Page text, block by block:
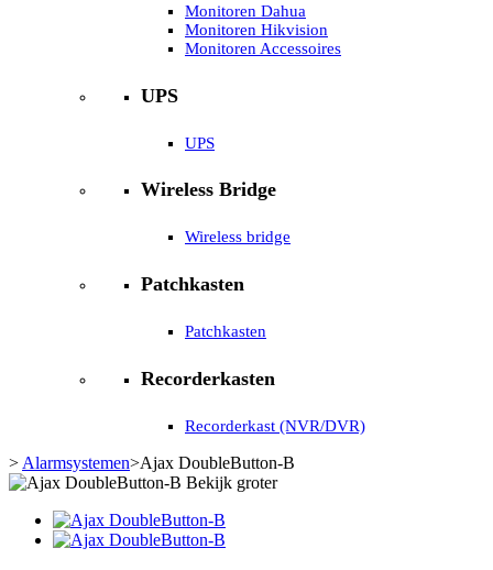
Monitoren Dahua
Monitoren Hikvision
Monitoren Accessoires
UPS
UPS
Wireless Bridge
Wireless bridge
Patchkasten
Patchkasten
Recorderkasten
Recorderkast (NVR/DVR)
> Alarmsystemen>Ajax DoubleButton-B
Bekijk groter